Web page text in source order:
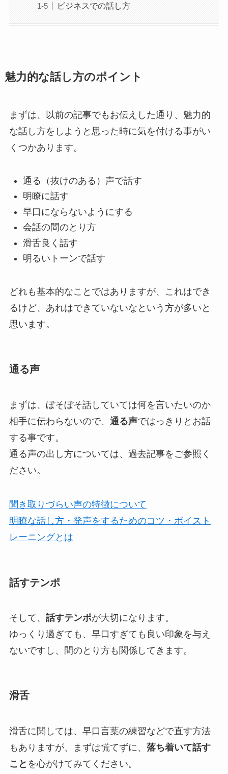
ビジネスでの話し方
魅力的な話し方のポイント
まずは、以前の記事でもお伝えした通り、魅力的
な話し方をしようと思った時に気を付ける事がい
くつかあります。
通る（抜けのある）声で話す
明瞭に話す
早口にならないようにする
会話の間のとり方
滑舌良く話す
明るいトーンで話す
どれも基本的なことではありますが、これはでき
るけど、あれはできていないなという方が多いと
思います。
通る声
まずは、ぼそぼそ話していては何を言いたいのか
相手に伝わらないので、 通る声ではっきりとお話
する事です。
通る声の出し方については、過去記事をご参照く
ださい。
聞き取りづらい声の特徴について
明瞭な話し方・発声をするためのコツ・ボイスト
レーニングとは
話すテンポ
そして、 話すテンポが大切になります。
ゆっくり過ぎても、早口すぎても良い印象を与え
ないですし、間のとり方も関係してきます。
滑舌
滑舌に関しては、早口言葉の練習などで直す方法
もありますが、まずは慌てずに、 落ち着いて話す
こと を心がけてみてください。